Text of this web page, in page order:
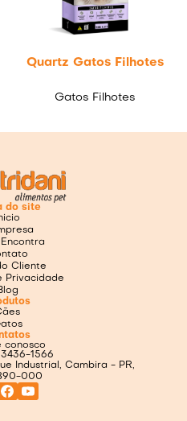
Quartz Gatos Filhotes
Gatos Filhotes
do site
Cliente
Privacidade
conosco
1566
Industrial, Cambira - PR,
000